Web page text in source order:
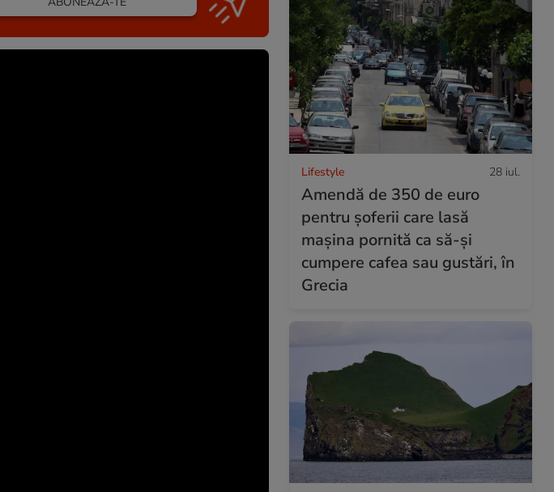
Lifestyle 28 iul.
Amendă de 350 de euro
pentru șoferii care lasă
mașina pornită ca să-și
cumpere cafea sau gustări, în
Grecia